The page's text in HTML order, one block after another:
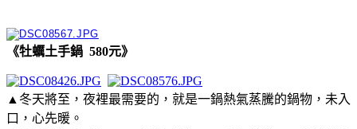
《牡蠣土手鍋 580元》
▲冬天將至，夜裡最需要的，就是一鍋熱氣蒸騰的鍋物，未入
口，心先暖。